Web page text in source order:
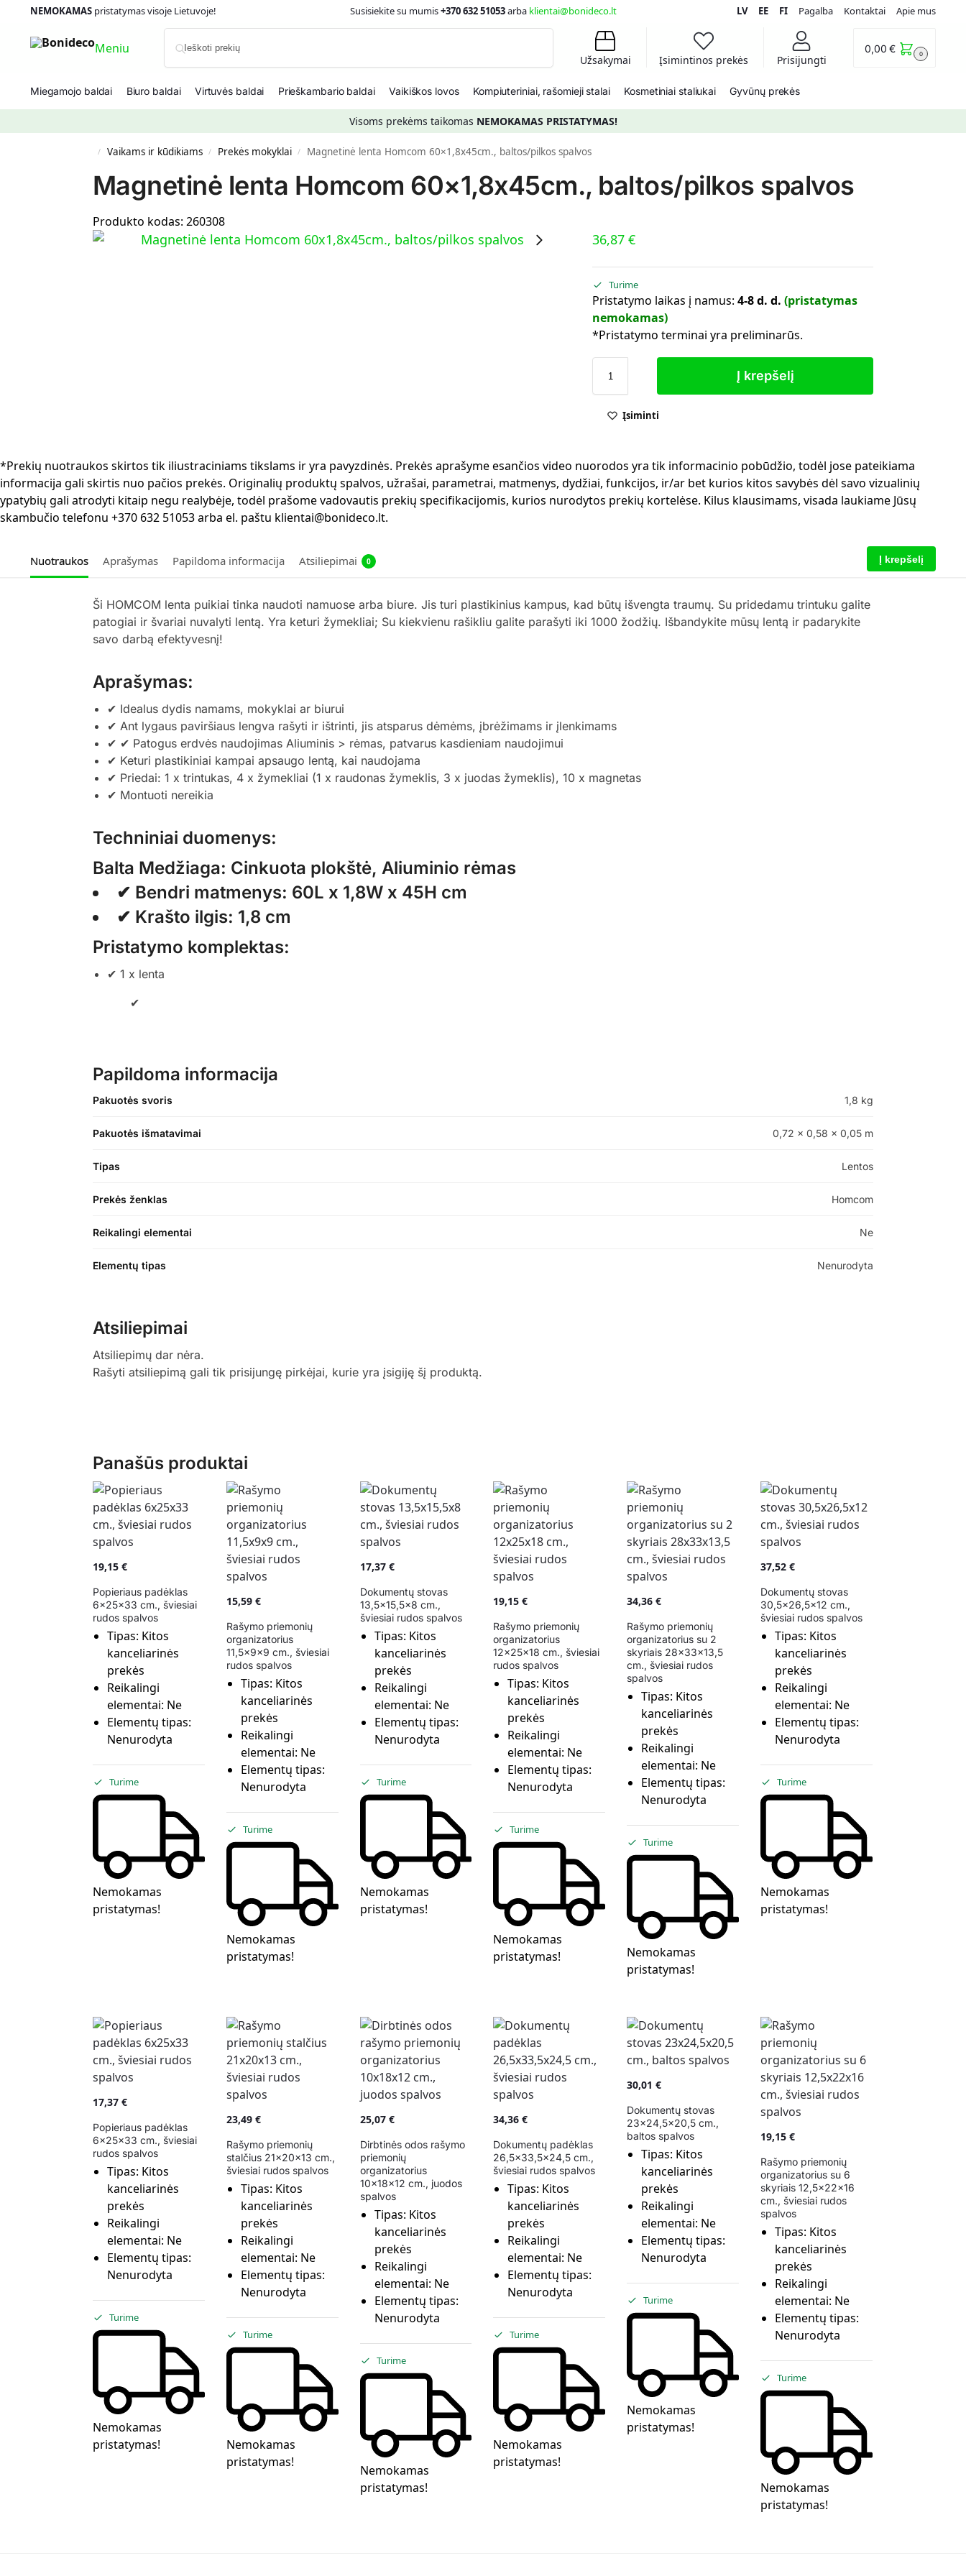
NEMOKAMASpristatymas visoje Lietuvoje! Susisiekite su mumis+370 632 51053arba klientai@bonideco.lt LV EE FI Pagalba Kontaktai Apie mus
Meniu
Užsakymai Įsimintinos prekės Prisijungti
0,00€ 0
Miegamojo baldai Biuro baldai Virtuvės baldai Prieškambario baldai Vaikiškos lovos Kompiuteriniai, rašomieji stalai Kosmetiniai staliukai Gyvūnų prekės
Visoms prekėms taikomas NEMOKAMAS PRISTATYMAS!
/ Vaikams ir kūdikiams / Prekės mokyklai / Magnetinė lenta Homcom 60×1,8x45cm., baltos/pilkos spalvos
Magnetinė lenta Homcom 60×1,8x45cm., baltos/pilkos spalvos
Produkto kodas: 260308
36,87€
Turime
Pristatymo laikas į namus:4-8 d. d. (pristatymas
nemokamas)
*Pristatymo terminai yra preliminarūs.
Į krepšelį
Įsiminti
*Prekių nuotraukos skirtos tik iliustraciniams tikslams ir yra pavyzdinės. Prekės aprašyme esančios video nuorodos yra tik informacinio pobūdžio, todėl jose pateikiama
informacija gali skirtis nuo pačios prekės. Originalių produktų spalvos, užrašai, parametrai, matmenys, dydžiai, funkcijos, ir/ar bet kurios kitos savybės dėl savo vizualinių
ypatybių gali atrodyti kitaip negu realybėje, todėl prašome vadovautis prekių specifikacijomis, kurios nurodytos prekių kortelėse. Kilus klausimams, visada laukiame Jūsų
skambučio telefonu +370 632 51053 arba el. paštu klientai@bonideco.lt.
Nuotraukos Aprašymas Papildoma informacija Atsiliepimai 0 Į krepšelį
Ši HOMCOM lenta puikiai tinka naudoti namuose arba biure. Jis turi plastikinius kampus, kad būtų išvengta traumų. Su pridedamu trintuku galite
patogiai ir švariai nuvalyti lentą. Yra keturi žymekliai; Su kiekvienu rašikliu galite parašyti iki 1000 žodžių. Išbandykite mūsų lentą ir padarykite
savo darbą efektyvesnį!
Aprašymas:
✔ Idealus dydis namams, mokyklai ar biurui
✔ Ant lygaus paviršiaus lengva rašyti ir ištrinti, jis atsparus dėmėms, įbrėžimams ir įlenkimams
✔ ✔ Patogus erdvės naudojimas Aliuminis > rėmas, patvarus kasdieniam naudojimui
✔ Keturi plastikiniai kampai apsaugo lentą, kai naudojama
✔ Priedai: 1 x trintukas, 4 x žymekliai (1 x raudonas žymeklis, 3 x juodas žymeklis), 10 x magnetas
✔ Montuoti nereikia
Techniniai duomenys:
Balta Medžiaga: Cinkuota plokštė, Aliuminio rėmas
✔ Bendri matmenys: 60L x 1,8W x 45H cm
✔ Krašto ilgis: 1,8 cm
Pristatymo komplektas:
✔ 1 x lenta
✔
Papildoma informacija
Pakuotės svoris 1,8 kg
Pakuotės išmatavimai 0,72 × 0,58 × 0,05 m
Tipas Lentos
Prekės ženklas Homcom
Reikalingi elementai Ne
Elementų tipas Nenurodyta
Atsiliepimai
Atsiliepimų dar nėra.
Rašyti atsiliepimą gali tik prisijungę pirkėjai, kurie yra įsigiję šį produktą.
Panašūs produktai
19,15 €
Popieriaus padėklas
6x25x33 cm., šviesiai
rudos spalvos
Tipas: Kitos
kanceliarinės
prekės
Reikalingi
elementai: Ne
Elementų tipas:
Nenurodyta
Turime
Nemokamas
pristatymas!
15,59 €
Rašymo priemonių
organizatorius
11,5x9x9 cm., šviesiai
rudos spalvos
Tipas: Kitos
kanceliarinės
prekės
Reikalingi
elementai: Ne
Elementų tipas:
Nenurodyta
Turime
Nemokamas
pristatymas!
17,37 €
Dokumentų stovas
13,5×15,5×8 cm.,
šviesiai rudos spalvos
Tipas: Kitos
kanceliarinės
prekės
Reikalingi
elementai: Ne
Elementų tipas:
Nenurodyta
Turime
Nemokamas
pristatymas!
19,15€
Rašymo priemonių
organizatorius
12x25x18 cm., šviesiai
rudos spalvos
Tipas: Kitos
kanceliarinės
prekės
Reikalingi
elementai: Ne
Elementų tipas:
Nenurodyta
Turime
Nemokamas
pristatymas!
34,36€
Rašymo priemonių
organizatorius su 2
skyriais 28x33x13,5
cm., šviesiai rudos
spalvos
Tipas: Kitos
kanceliarinės
prekės
Reikalingi
elementai: Ne
Elementų tipas:
Nenurodyta
Turime
Nemokamas
pristatymas!
37,52 €
Dokumentų stovas
30,5×26,5×12 cm.,
šviesiai rudos spalvos
Tipas: Kitos
kanceliarinės
prekės
Reikalingi
elementai: Ne
Elementų tipas:
Nenurodyta
Turime
Nemokamas
pristatymas!
17,37 €
Popieriaus padėklas
6x25x33 cm., šviesiai
rudos spalvos
Tipas: Kitos
kanceliarinės
prekės
Reikalingi
elementai: Ne
Elementų tipas:
Nenurodyta
Turime
Nemokamas
pristatymas!
23,49 €
Rašymo priemonių
stalčius 21x20x13 cm.,
šviesiai rudos spalvos
Tipas: Kitos
kanceliarinės
prekės
Reikalingi
elementai: Ne
Elementų tipas:
Nenurodyta
Turime
Nemokamas
pristatymas!
25,07 €
Dirbtinės odos rašymo
priemonių
organizatorius
10x18x12 cm., juodos
spalvos
Tipas: Kitos
kanceliarinės
prekės
Reikalingi
elementai: Ne
Elementų tipas:
Nenurodyta
Turime
Nemokamas
pristatymas!
34,36€
Dokumentų padėklas
26,5×33,5×24,5 cm.,
šviesiai rudos spalvos
Tipas: Kitos
kanceliarinės
prekės
Reikalingi
elementai: Ne
Elementų tipas:
Nenurodyta
Turime
Nemokamas
pristatymas!
30,01€
Dokumentų stovas
23×24,5×20,5 cm.,
baltos spalvos
Tipas: Kitos
kanceliarinės
prekės
Reikalingi
elementai: Ne
Elementų tipas:
Nenurodyta
Turime
Nemokamas
pristatymas!
19,15 €
Rašymo priemonių
organizatorius su 6
skyriais 12,5x22x16
cm., šviesiai rudos
spalvos
Tipas: Kitos
kanceliarinės
prekės
Reikalingi
elementai: Ne
Elementų tipas:
Nenurodyta
Turime
Nemokamas
pristatymas!